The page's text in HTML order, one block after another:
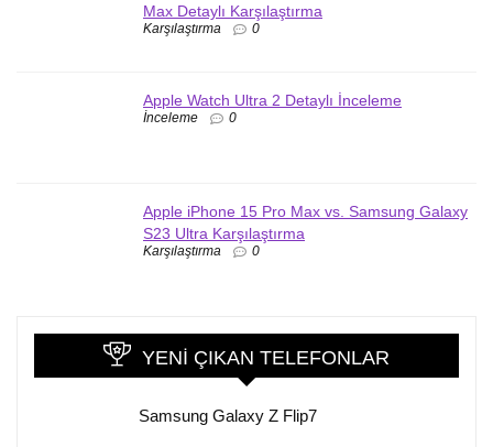
Max Detaylı Karşılaştırma
Karşılaştırma 0
Apple Watch Ultra 2 Detaylı İnceleme
İnceleme 0
Apple iPhone 15 Pro Max vs. Samsung Galaxy
S23 Ultra Karşılaştırma
Karşılaştırma 0
YENI ÇIKAN TELEFONLAR
Samsung Galaxy Z Flip7